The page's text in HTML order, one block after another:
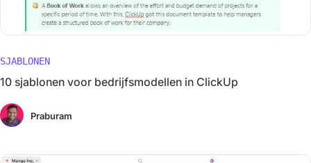
SJABLONEN
10 sjablonen voor bedrijfsmodellen in ClickUp
Praburam